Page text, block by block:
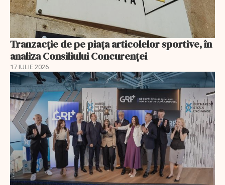
Tranzacție de pe piața articolelor sportive, în
analiza Consiliului Concurenţei
17 IULIE 2026